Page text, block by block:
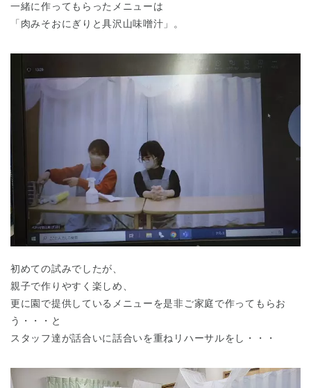
一緒に作ってもらったメニューは
「肉みそおにぎりと具沢山味噌汁」。
初めての試みでしたが、
親子で作りやすく楽しめ、
更に園で提供しているメニューを是非ご家庭で作ってもらお
う・・・と
スタッフ達が話合いに話合いを重ねリハーサルをし・・・